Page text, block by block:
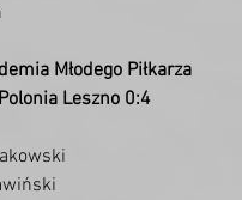
Młodego Piłkarza
Leszno 0:4